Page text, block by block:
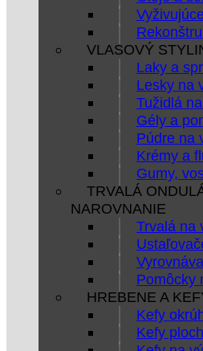
VLASOVÝ
Laky a
Lesky na
Tužidlá
Gély a
Púdre na
Krémy a
Gumy,
TRVALÁ
NAROVNANIE
Trvalá na
Pomôcky
HREBENE A
Kefy
Kefy